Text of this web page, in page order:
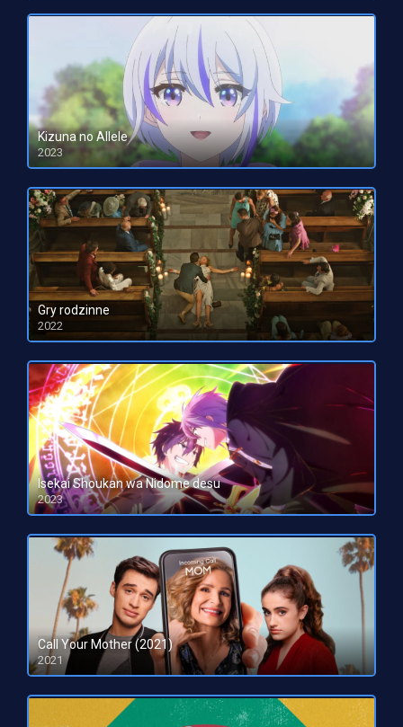
Kizuna no Allele
2023
HD 1080pHD 720p
Gry rodzinne
2022
HD 1080pHD 720p
Isekai Shoukan wa Nidome desu
2023
HD 1080pHD 720p
Call Your Mother (2021)
2021